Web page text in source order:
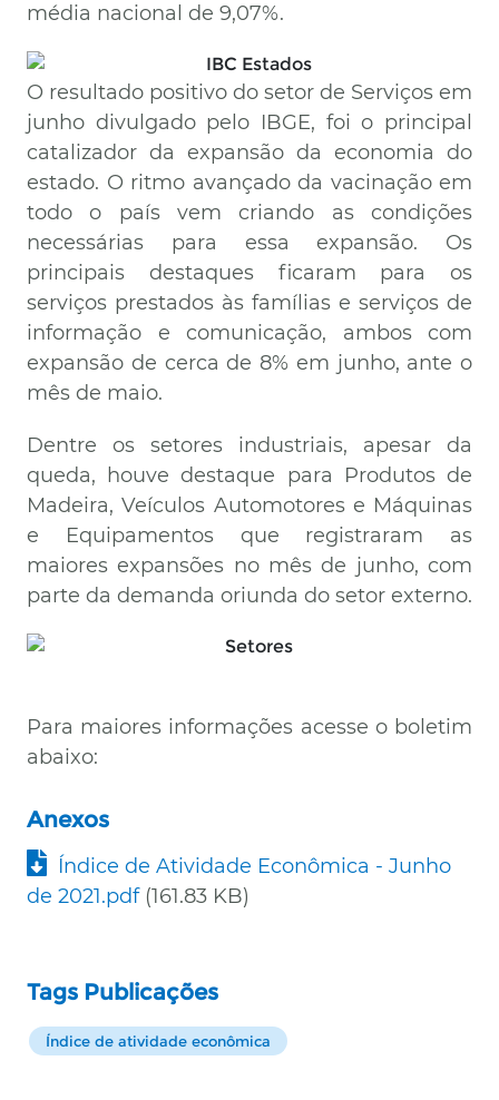
média nacional de 9,07%.
O resultado positivo do setor de Serviços em
junho divulgado pelo IBGE, foi o principal
catalizador da expansão da economia do
estado. O ritmo avançado da vacinação em
todo o país vem criando as condições
necessárias para essa expansão. Os
principais destaques ficaram para os
serviços prestados às famílias e serviços de
informação e comunicação, ambos com
expansão de cerca de 8% em junho, ante o
mês de maio.
Dentre os setores industriais, apesar da
queda, houve destaque para Produtos de
Madeira, Veículos Automotores e Máquinas
e Equipamentos que registraram as
maiores expansões no mês de junho, com
parte da demanda oriunda do setor externo.
Para maiores informações acesse o boletim
abaixo:
Anexos
Documento
Índice de Atividade Econômica - Junho
de 2021.pdf (161.83 KB)
Tags Publicações
Índice de atividade econômica